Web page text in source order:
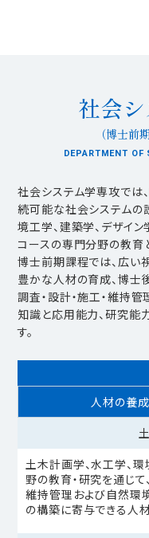
社会
（博士前
DEPARTMENT OF
社会システム学専攻では
続可能な社会システムの
境工学、建築学、デザイ
コースの専門分野の教育
博士前期課程では、広い
豊かな人材の育成、博士
調査・設計・施工・維持
知識と応用能力、研究能
す。
人材の養
土木計画学、水工学、
野の教育・研究を通じて
維持管理および自然環
の構築に寄与できる人